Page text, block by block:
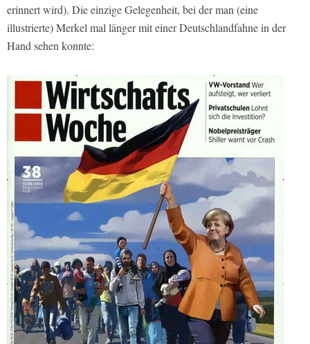
erinnert wird). Die einzige Gelegenheit, bei der man (eine
illustrierte) Merkel mal länger mit einer Deutschlandfahne in der
Hand sehen konnte: